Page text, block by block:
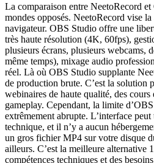
La comparaison entre NeetoRecord
mondes opposés. NeetoRecord vise
navigateur. OBS Studio offre une
très haute résolution (4K, 60fps),
plusieurs écrans, plusieurs webcams,
même temps), mixage audio
réel. Là où OBS Studio supplante
de production brute. C’est la solution
webinaires de haute qualité, des
gameplay. Cependant, la limite
extrêmement abrupte. L’interface
technique, et il n’y a aucun
un gros fichier MP4 sur votre disque
ailleurs. C’est la meilleure alternative
compétences techniques et des